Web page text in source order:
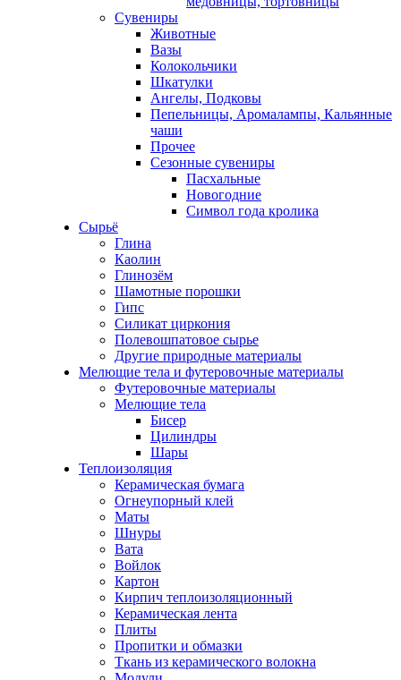
Сувениры
Животные
Вазы
Колокольчики
Шкатулки
Ангелы, Подковы
Пепельницы, Аромалампы, Кальянные
чаши
Прочее
Сезонные сувениры
Пасхальные
Новогодние
Символ года кролика
Сырьё
Глина
Каолин
Глинозём
Шамотные порошки
Гипс
Силикат циркония
Полевошпатовое сырье
Другие природные материалы
Мелющие тела и футеровочные материалы
Футеровочные материалы
Мелющие тела
Бисер
Цилиндры
Шары
Теплоизоляция
Керамическая бумага
Огнеупорный клей
Маты
Шнуры
Вата
Войлок
Картон
Кирпич теплоизоляционный
Керамическая лента
Плиты
Пропитки и обмазки
Ткань из керамического волокна